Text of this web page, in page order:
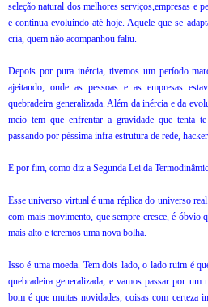
seleção natural dos melhores serviços,empresas e
e continua evoluindo até hoje. Aquele que se
cria, quem não acompanhou faliu.
Depois por pura inércia, tivemos um período
ajeitando, onde as pessoas e as empresas
quebradeira generalizada. Além da inércia e da
meio tem que enfrentar a gravidade que tenta
passando por péssima infra estrutura de rede,
E por fim, como diz a Segunda Lei da
Esse universo virtual é uma réplica do universo
com mais movimento, que sempre cresce, é óbvio
mais alto e teremos uma nova bolha.
Isso é uma moeda. Tem dois lado, o lado ruim é
quebradeira generalizada, e vamos passar por
bom é que muitas novidades, coisas com certeza